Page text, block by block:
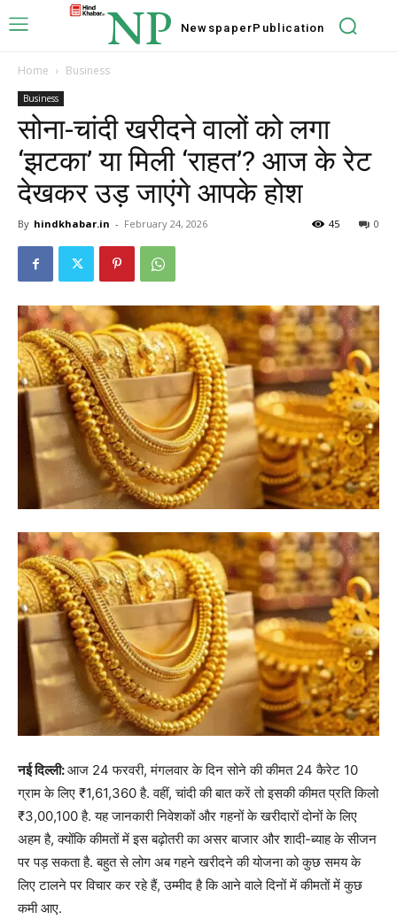
NP NewspaperPublication
Home Business
Business
सोना-चांदी खरीदने वालों को लगा
‘झटका’ या मिली ‘राहत’? आज के रेट
देखकर उड़ जाएंगे आपके होश
By hindkhabar.in - February 24, 2026 0
45
नई दिल्ली:आज 24 फरवरी, मंगलवार के दिन सोने की कीमत 24 कैरेट 10
ग्राम के लिए ₹1,61,360 है. वहीं, चांदी की बात करें तो इसकी कीमत प्रति किलो
₹3,00,100 है. यह जानकारी निवेशकों और गहनों के खरीदारों दोनों के लिए
अहम है, क्योंकि कीमतों में इस बढ़ोतरी का असर बाजार और शादी-ब्याह के सीजन
पर पड़ सकता है. बहुत से लोग अब गहने खरीदने की योजना को कुछ समय के
लिए टालने पर विचार कर रहे हैं, उम्मीद है कि आने वाले दिनों में कीमतों में कुछ
कमी आए.